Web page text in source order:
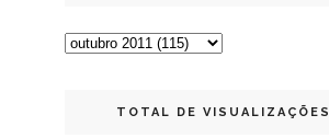
TOTAL DE VISUALIZAÇÕES